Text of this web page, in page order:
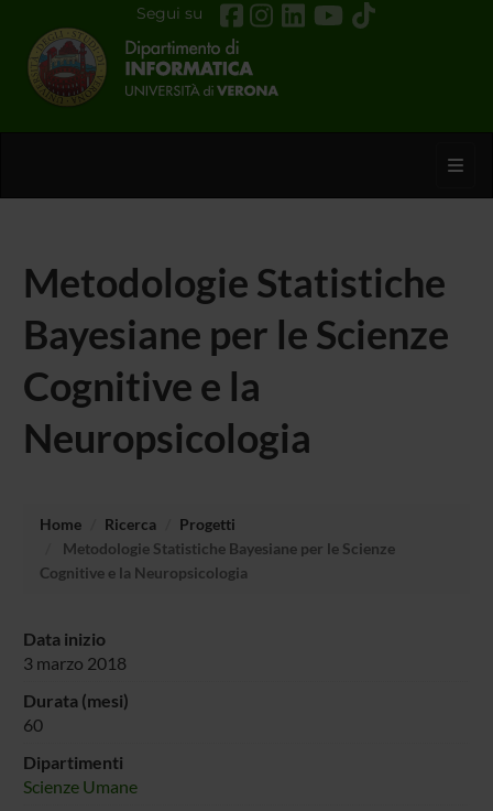
Segui su
Metodologie Statistiche
Bayesiane per le Scienze
Cognitive e la
Neuropsicologia
Home Ricerca
Progetti
Metodologie Statistiche Bayesiane per le Scienze
Cognitive e la Neuropsicologia
Data inizio
3 marzo 2018
Durata (mesi)
60
Dipartimenti
Scienze Umane